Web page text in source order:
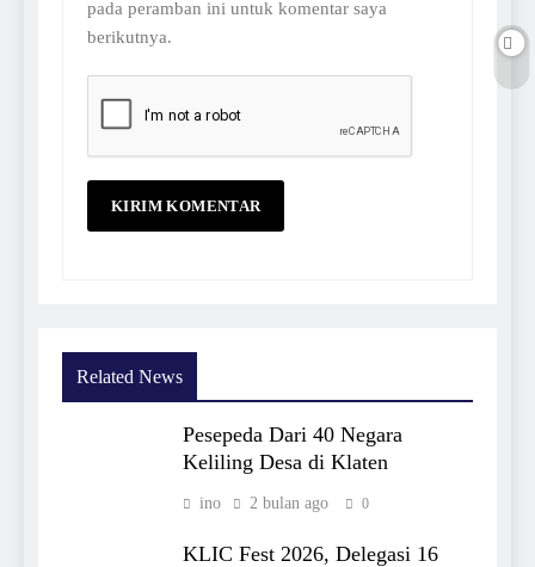
pada peramban ini untuk komentar saya
berikutnya.
Related News
Pesepeda Dari 40 Negara
Keliling Desa di Klaten
ino 2 bulan ago 0
KLIC Fest 2026, Delegasi 16